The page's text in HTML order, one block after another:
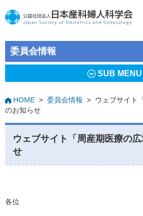
委員会情報
SUB MENU
HOME > 委員会情報 > ウェブサイト
のお知らせ
ウェブサイト「周産期医療の
せ
各位